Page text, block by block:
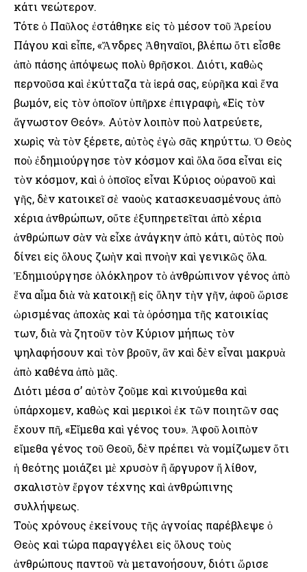
κάτι νεώτερον.
Τότε ὁ Παῦλος ἐστάθηκε εἰς τὸ μέσον τοῦ Ἀρείου
Πάγου καὶ εἶπε, «Ἄνδρες Ἀθηναῖοι, βλέπω ὅτι εἶσθε
ἀπὸ πάσης ἀπόψεως πολὺ θρῆσκοι. Διότι, καθὼς
περνοῦσα καὶ ἐκύτταζα τὰ ἱερά σας, εὑρῆκα καὶ ἕνα
βωμόν, εἰς τὸν ὁποῖον ὑπῆρχε ἐπιγραφὴ, «Εἰς τὸν
ἄγνωστον Θεόν». Αὐτὸν λοιπὸν ποὺ λατρεύετε,
χωρὶς νὰ τὸν ξέρετε, αὐτὸς ἐγὼ σᾶς κηρύττω. Ὁ Θεὸς
ποὺ ἐδημιούργησε τὸν κόσμον καὶ ὅλα ὅσα εἶναι εἰς
τὸν κόσμον, καὶ ὁ ὁποῖος εἶναι Κύριος οὐρανοῦ καὶ
γῆς, δὲν κατοικεῖ σὲ ναοὺς κατασκευασμένους ἀπὸ
χέρια ἀνθρώπων, οὔτε ἐξυπηρετεῖται ἀπὸ χέρια
ἀνθρώπων σὰν νὰ εἶχε ἀνάγκην ἀπὸ κάτι, αὐτὸς ποὺ
δίνει εἰς ὅλους ζωὴν καὶ πνοὴν καὶ γενικῶς ὅλα.
Ἐδημιούργησε ὁλόκληρον τὸ ἀνθρώπινον γένος ἀπὸ
ἕνα αἷμα διὰ νὰ κατοικῇ εἰς ὅλην τὴν γῆν, ἀφοῦ ὥρισε
ὡρισμένας ἀποχὰς καὶ τὰ ὁρόσημα τῆς κατοικίας
των, διὰ νὰ ζητοῦν τὸν Κύριον μήπως τὸν
ψηλαφήσουν καὶ τὸν βροῦν, ἂν καὶ δὲν εἶναι μακρυὰ
ἀπὸ καθένα ἀπὸ μᾶς.
Διότι μέσα σ’ αὐτὸν ζοῦμε καὶ κινούμεθα καὶ
ὑπάρχομεν, καθὼς καὶ μερικοὶ ἐκ τῶν ποιητῶν σας
ἔχουν πῆ, «Εἴμεθα καὶ γένος του». Ἀφοῦ λοιπὸν
εἴμεθα γένος τοῦ Θεοῦ, δὲν πρέπει νὰ νομίζωμεν ὅτι
ἡ θεότης μοιάζει μὲ χρυσὸν ἢ ἄργυρον ἤ λίθον,
σκαλιστὸν ἔργον τέχνης καὶ ἀνθρώπινης
συλλήψεως.
Τοὺς χρόνους ἐκείνους τῆς ἀγνοίας παρέβλεψε ὁ
Θεὸς καὶ τώρα παραγγέλει εἰς ὅλους τοὺς
ἀνθρώπους παντοῦ νὰ μετανοήσουν, διότι ὥρισε